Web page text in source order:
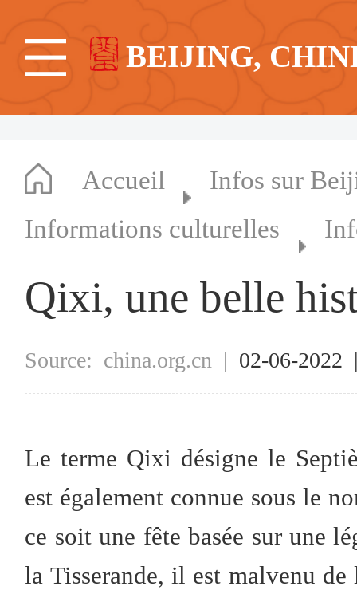
BEIJING,
Accueil
Infos sur
Informations culturelles
Qixi, une belle
Source: china.org.cn | 02-06-
Le terme Qixi désigne le
est également connue sous le
ce soit une fête basée sur une
la Tisserande, il est malvenu